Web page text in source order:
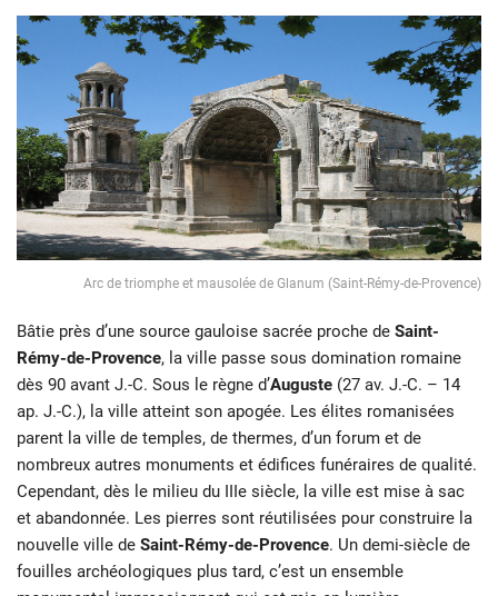
Arc de triomphe et mausolée de Glanum (Saint-Rémy-de-Provence)
Bâtie près d’une source gauloise sacrée proche de Saint-
Rémy-de-Provence, la ville passe sous domination romaine
dès 90 avant J.-C. Sous le règne d’Auguste (27 av. J.-C. – 14
ap. J.-C.), la ville atteint son apogée. Les élites romanisées
parent la ville de temples, de thermes, d’un forum et de
nombreux autres monuments et édifices funéraires de qualité.
Cependant, dès le milieu du IIIe siècle, la ville est mise à sac
et abandonnée. Les pierres sont réutilisées pour construire la
nouvelle ville de Saint-Rémy-de-Provence. Un demi-siècle de
fouilles archéologiques plus tard, c’est un ensemble